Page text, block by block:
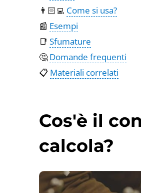
👨🏻‍💻 Come si usa?
📰 Esempi
📑 Sfumature
🤔 Domande frequenti
📋 Materiali correlati
Cos'è il
calcola?